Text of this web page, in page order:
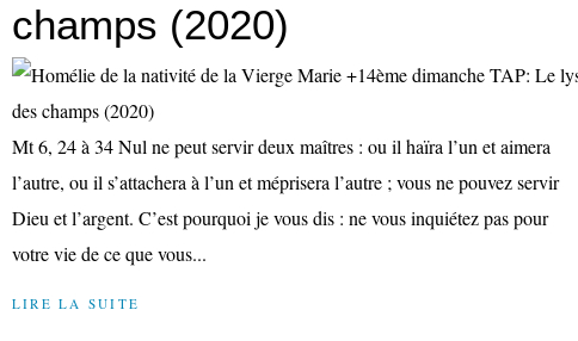
champs (2020)
Mt 6, 24 à 34 Nul ne peut servir deux maîtres : ou il haïra l’un et aimera
l’autre, ou il s’attachera à l’un et méprisera l’autre ; vous ne pouvez servir
Dieu et l’argent. C’est pourquoi je vous dis : ne vous inquiétez pas pour
votre vie de ce que vous...
LIRE LA SUITE